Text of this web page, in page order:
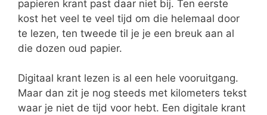
papieren krant past daar niet bij. Ten eerste
kost het veel te veel tijd om die helemaal door
te lezen, ten tweede til je je een breuk aan al
die dozen oud papier.
Digitaal krant lezen is al een hele vooruitgang.
Maar dan zit je nog steeds met kilometers tekst
waar je niet de tijd voor hebt. Een digitale krant